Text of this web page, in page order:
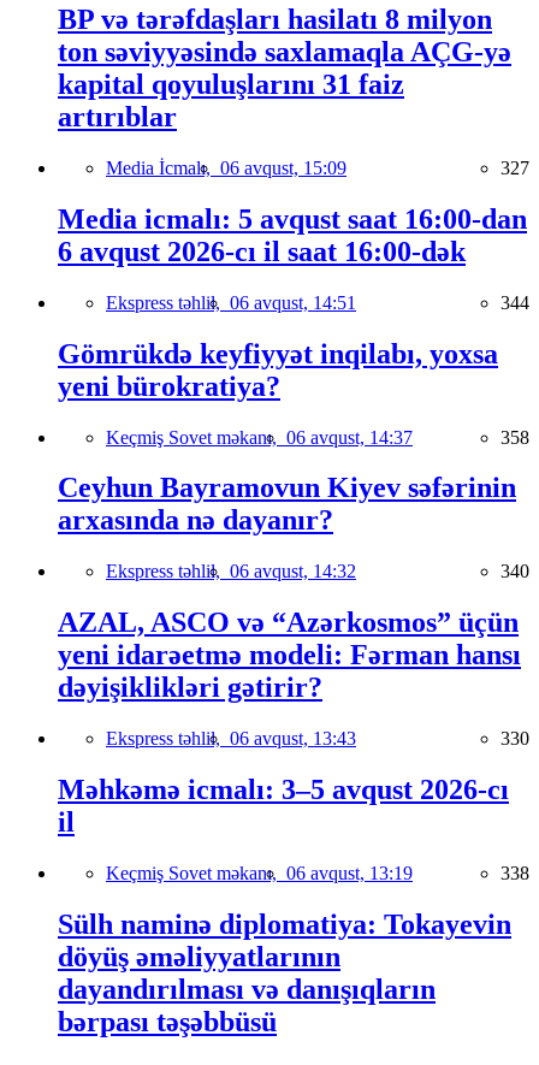
BP və tərəfdaşları hasilatı 8 milyon
ton səviyyəsində saxlamaqla AÇG-yə
kapital qoyuluşlarını 31 faiz
artırıblar
Media İcmalı, 06 avqust, 15:09 327
Media icmalı: 5 avqust saat 16:00-dan
6 avqust 2026-cı il saat 16:00-dək
Ekspress təhlil, 06 avqust, 14:51 344
Gömrükdə keyfiyyət inqilabı, yoxsa
yeni bürokratiya?
Keçmiş Sovet məkanı, 06 avqust, 14:37 358
Ceyhun Bayramovun Kiyev səfərinin
arxasında nə dayanır?
Ekspress təhlil, 06 avqust, 14:32 340
AZAL, ASCO və “Azərkosmos” üçün
yeni idarəetmə modeli: Fərman hansı
dəyişiklikləri gətirir?
Ekspress təhlil, 06 avqust, 13:43 330
Məhkəmə icmalı: 3–5 avqust 2026-cı
il
Keçmiş Sovet məkanı, 06 avqust, 13:19 338
Sülh naminə diplomatiya: Tokayevin
döyüş əməliyyatlarının
dayandırılması və danışıqların
bərpası təşəbbüsü